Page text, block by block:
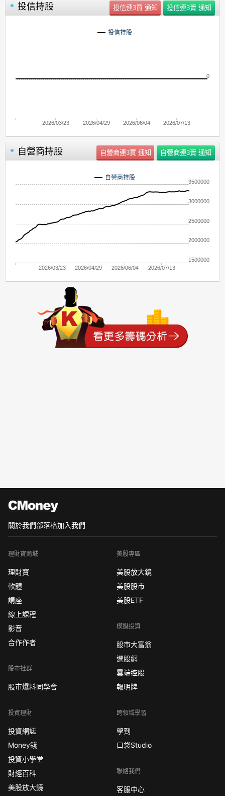
投信持股
投信持股
2026/03/23 2026/04/29 2026/06/04 2026/07/13
0
自營商持股
自營商持股
2026/03/23 2026/04/29 2026/06/04 2026/07/13
1500000
2000000
2500000
3000000
3500000
關於我們部落格加入我們
理財寶商城
理財寶
軟體
講座
線上課程
影音
合作作者
股市社群
股市爆料同學會
投資理財
投資網誌
Money錢
投資小學堂
財經百科
美股放大鏡
美股專區
美股放大鏡
美股股市
美股ETF
模擬投資
股市大富翁
選股網
雲端控股
報明牌
跨領域學習
學到
口袋Studio
聯絡我們
客服中心